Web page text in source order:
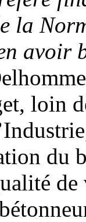
la
avoir
loin
du